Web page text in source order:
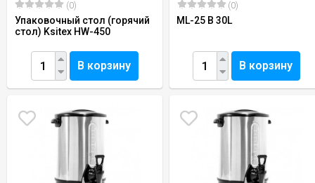
(0)
Упаковочный стол (горячий
стол) Ksitex НW-450
В корзину
(0)
ML-25 B 30L
В корзину